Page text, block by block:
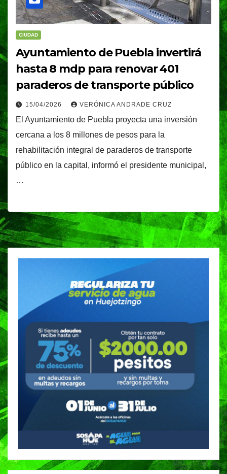
CIUDAD
Ayuntamiento de Puebla invertirá
hasta 8 mdp para renovar 401
paraderos de transporte público
15/04/2026 VERÓNICA ANDRADE CRUZ
El Ayuntamiento de Puebla proyecta una inversión
cercana a los 8 millones de pesos para la
rehabilitación integral de paraderos de transporte
público en la capital, informó el presidente municipal,
…